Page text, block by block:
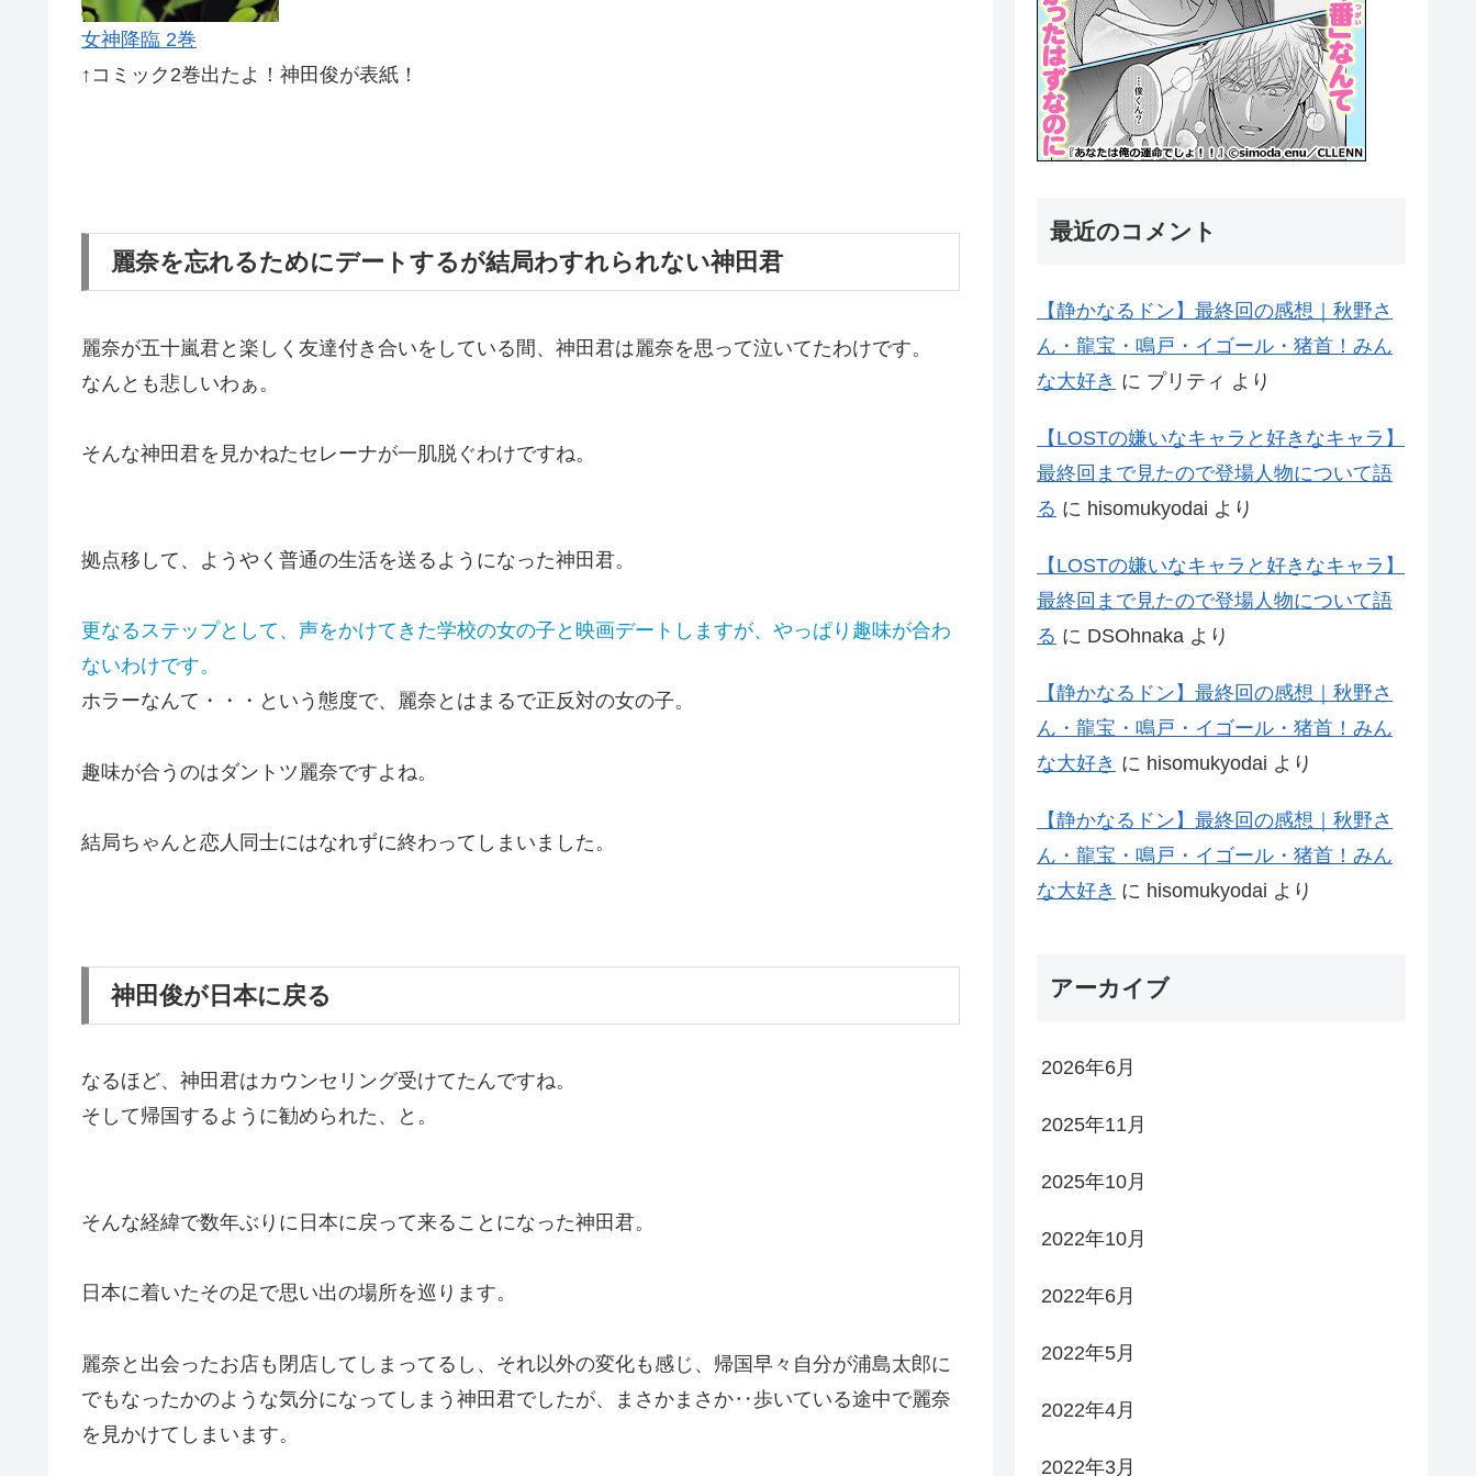
女神降臨 2巻
↑コミック2巻出たよ！神田俊が表紙！
麗奈を忘れるためにデートするが結局わすれられない神田君
麗奈が五十嵐君と楽しく友達付き合いをしている間、神田君は麗奈を思って泣いてたわけです。
なんとも悲しいわぁ。
そんな神田君を見かねたセレーナが一肌脱ぐわけですね。
拠点移して、ようやく普通の生活を送るようになった神田君。
更なるステップとして、声をかけてきた学校の女の子と映画デートしますが、やっぱり趣味が合わ
ないわけです。
ホラーなんて・・・という態度で、麗奈とはまるで正反対の女の子。
趣味が合うのはダントツ麗奈ですよね。
結局ちゃんと恋人同士にはなれずに終わってしまいました。
神田俊が日本に戻る
なるほど、神田君はカウンセリング受けてたんですね。
そして帰国するように勧められた、と。
そんな経緯で数年ぶりに日本に戻って来ることになった神田君。
日本に着いたその足で思い出の場所を巡ります。
麗奈と出会ったお店も閉店してしまってるし、それ以外の変化も感じ、帰国早々自分が浦島太郎に
でもなったかのような気分になってしまう神田君でしたが、
まさかまさか‥歩いている途中で麗奈
を見かけてしまいます。
最近のコメント
【静かなるドン】最終回の感想｜秋野さ
ん・龍宝・鳴戸・イゴール・猪首！みん
な大好き に プリティ より
【LOSTの嫌いなキャラと好きなキャラ】
最終回まで見たので登場人物について語
る に hisomukyodai より
【LOSTの嫌いなキャラと好きなキャラ】
最終回まで見たので登場人物について語
る に DSOhnaka より
【静かなるドン】最終回の感想｜秋野さ
ん・龍宝・鳴戸・イゴール・猪首！みん
な大好き に hisomukyodai より
【静かなるドン】最終回の感想｜秋野さ
ん・龍宝・鳴戸・イゴール・猪首！みん
な大好き に hisomukyodai より
アーカイブ
2026年6月
2025年11月
2025年10月
2022年10月
2022年6月
2022年5月
2022年4月
2022年3月